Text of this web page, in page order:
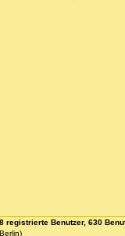
registrierte Benutzer, 630